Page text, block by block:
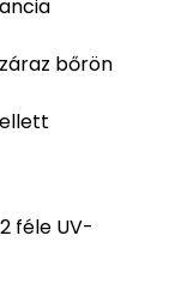
bőrön
féle UV-